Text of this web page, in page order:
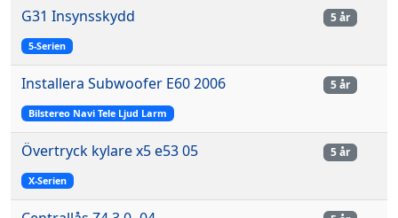
G31 Insynsskydd
5-Serien
5 år
Installera Subwoofer E60 2006
Bilstereo Navi Tele Ljud Larm
5 år
Övertryck kylare x5 e53 05
X-Serien
5 år